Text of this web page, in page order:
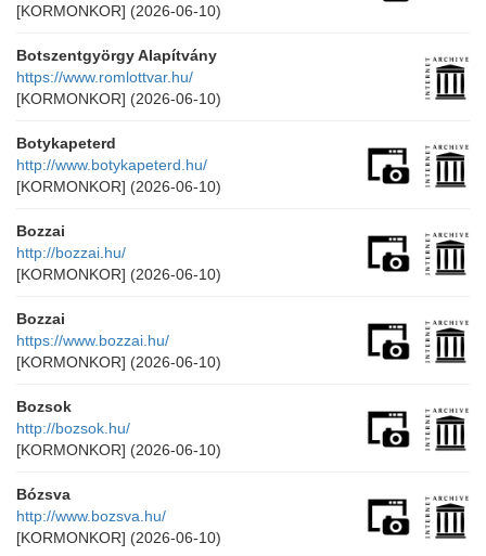
[KORMONKOR] (2026-06-10)
Botszentgyörgy Alapítvány
https://www.romlottvar.hu/
[KORMONKOR] (2026-06-10)
Botykapeterd
http://www.botykapeterd.hu/
[KORMONKOR] (2026-06-10)
Bozzai
http://bozzai.hu/
[KORMONKOR] (2026-06-10)
Bozzai
https://www.bozzai.hu/
[KORMONKOR] (2026-06-10)
Bozsok
http://bozsok.hu/
[KORMONKOR] (2026-06-10)
Bózsva
http://www.bozsva.hu/
[KORMONKOR] (2026-06-10)